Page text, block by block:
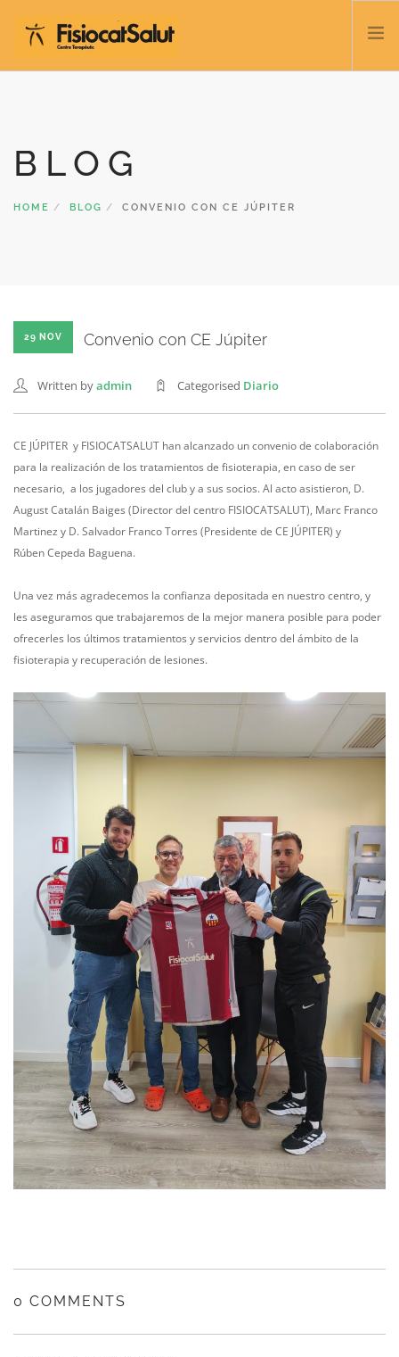
NOSOTROS
BLOG
BLOG
HOME BLOG CONVENIO CON CE JÚPITER
29 NOV Convenio con CE Júpiter
Written byadmin Categorised Diario
CE JÚPITER y FISIOCATSALUT han alcanzado un convenio de colaboración
para la realización de los tratamientos de fisioterapia, en caso de ser
necesario, a los jugadores del club y a sus socios. Al acto asistieron, D.
August Catalán Baiges (Director del centro FISIOCATSALUT), Marc Franco
Martinez y D. Salvador Franco Torres (Presidente de CE JÚPITER) y
Rúben Cepeda Baguena.
Una vez más agradecemos la confianza depositada en nuestro centro, y
les aseguramos que trabajaremos de la mejor manera posible para poder
ofrecerles los últimos tratamientos y servicios dentro del ámbito de la
fisioterapia y recuperación de lesiones.
0 COMMENTS